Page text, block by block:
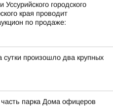
Уссурийского городского
края проводит
по продаже:
произошло два крупных
парка Дома офицеров